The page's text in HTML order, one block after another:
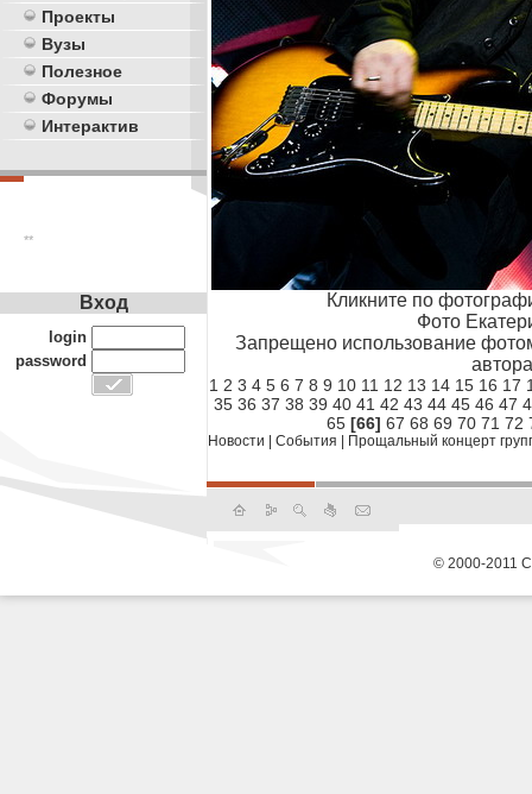
Проекты
Вузы
Полезное
Форумы
Интерактив
**
Кликните по
Фото
Запрещено использование
1 2 3 4 5 6 7 8 9 10 11 12 13 14 15 16 17
35 36 37 38 39 40 41 42 43 44 45 46 47
65 [66] 67 68 69 70 71 72
Новости События Прощальный концерт
Вход
login
password
© 2000-2011